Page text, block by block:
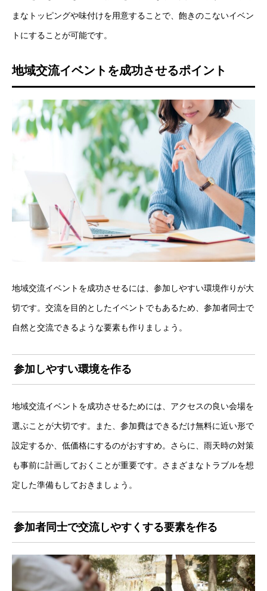
まなトッピングや味付けを用意することで、飽きのこないイベン
トにすることが可能です。
地域交流イベントを成功させるポイント
地域交流イベントを成功させるには、参加しやすい環境作りが大
切です。交流を目的としたイベントでもあるため、参加者同士で
自然と交流できるような要素も作りましょう。
参加しやすい環境を作る
地域交流イベントを成功させるためには、アクセスの良い会場を
選ぶことが大切です。また、参加費はできるだけ無料に近い形で
設定するか、低価格にするのがおすすめ。さらに、雨天時の対策
も事前に計画しておくことが重要です。さまざまなトラブルを想
定した準備もしておきましょう。
参加者同士で交流しやすくする要素を作る